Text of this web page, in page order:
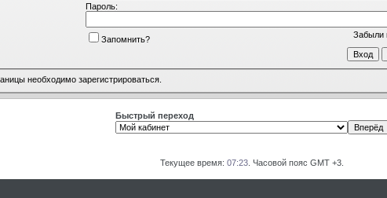
Пароль:
Забыли
Запомнить?
необходимо зарегистрироваться
Быстрый переход
Текущее время: 07:23 . Часовой пояс GMT +3.